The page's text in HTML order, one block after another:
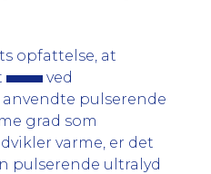
opfattelse, at
ved
anvendte pulserende
grad som
varme, er det
pulserende ultralyd